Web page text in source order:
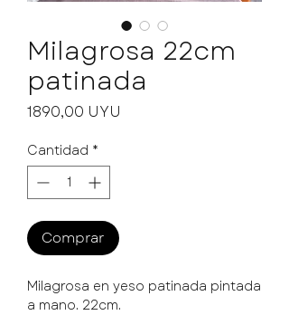
Milagrosa 22cm
patinada
1890,00 UYU
Cantidad *
Comprar
Milagrosa en yeso patinada pintada
a mano. 22cm.